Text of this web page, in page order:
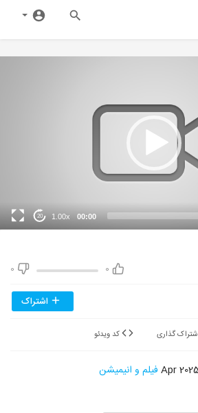
00:00
1.00x
20
0
0
اشتراک
فیلم و انیمیشن